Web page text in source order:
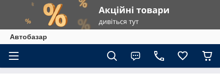
Автобазар